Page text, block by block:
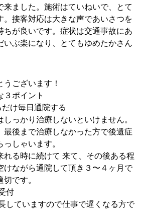
来ました。施術はていねいで、とて
。接客対応は大きな声であいさつを
ちが良いです。症状は交通事故にあ
いぶ楽になり、とてもゆめたかさん
ございます！
３ポイント
け毎日通院する
っかり治療しないといけません。
最後まで治療しなかった方で後遺症
しゃいます。
れる時に続けて 来て、その後ある程
けながら通院して頂き３〜４ヶ月で
です。
付
ていますので仕事で遅くなる方で